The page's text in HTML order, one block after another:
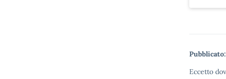
Pubblicato:
Eccetto